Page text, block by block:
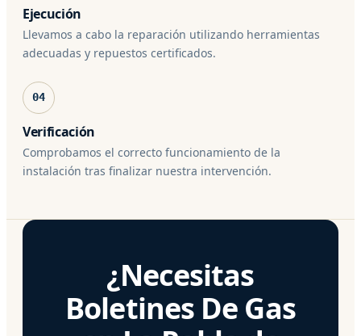
Ejecución
Llevamos a cabo la reparación utilizando herramientas
adecuadas y repuestos certificados.
04
Verificación
Comprobamos el correcto funcionamiento de la
instalación tras finalizar nuestra intervención.
¿Necesitas
Boletines De Gas